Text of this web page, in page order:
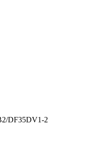
DF35DV1-2